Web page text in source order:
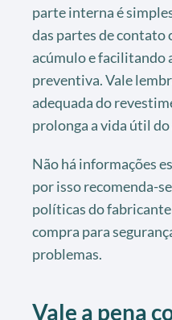
parte interna é
das partes de
acúmulo e facilitando
preventiva. Vale
adequada do
prolonga a vida útil
Não há informações
por isso recomenda-
políticas do
compra para
problemas.
Vale a pena